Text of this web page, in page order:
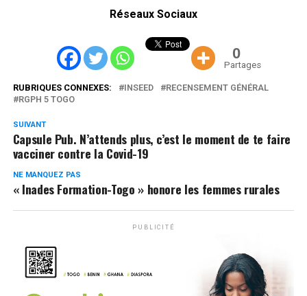
Réseaux Sociaux
0
Partages
RUBRIQUES CONNEXES: INSEED
RECENSEMENT GÉNÉRAL
RGPH 5 TOGO
SUIVANT
Capsule Pub. N’attends plus, c’est le moment de te faire
vacciner contre la Covid-19
NE MANQUEZ PAS
« Inades Formation-Togo » honore les femmes rurales
PUBLICITÉ